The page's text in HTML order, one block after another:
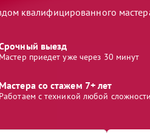
квалифицированного
выезд
Мастер приедет уже через 30 минут
Мастера со стажем 7+ лет
Работаем с техникой любой сложности